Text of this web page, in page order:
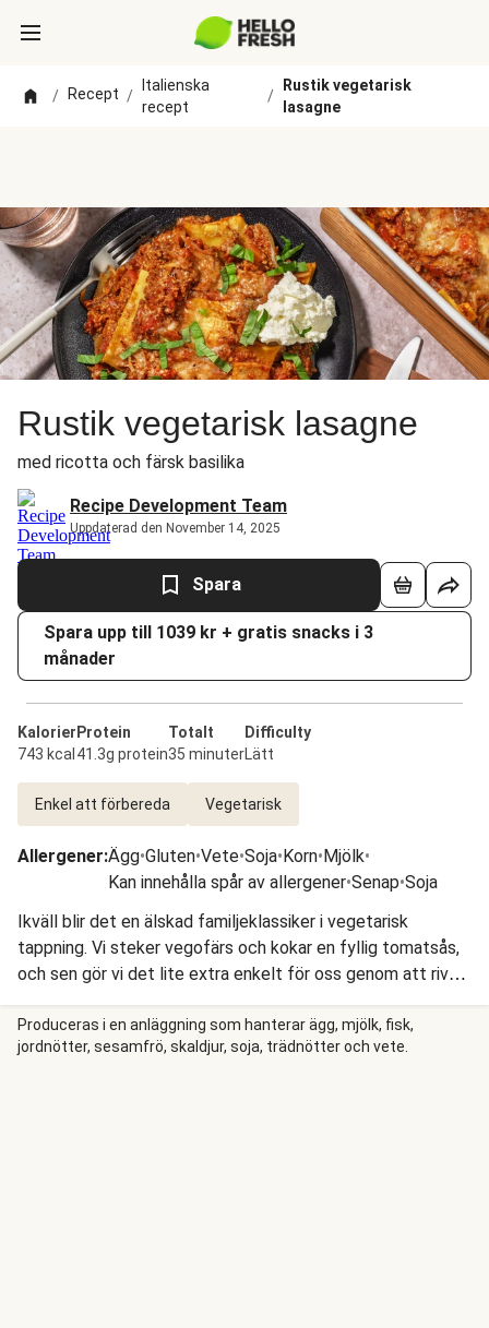
/ Recept /
Italienska
recept
/
Rustik vegetarisk
lasagne
Rustik vegetarisk lasagne
med ricotta och färsk basilika
Recipe Development Team
Uppdaterad den November 14, 2025
Spara
Spara upp till 1039 kr + gratis snacks i 3
månader
Kalorier
743 kcal
Protein
41.3g protein
Totalt
35 minuter
Difficulty
Lätt
Enkel att förbereda Vegetarisk
Allergener:Ägg•Gluten•Vete•Soja•Korn•Mjölk•
Kan innehålla spår av allergener•Senap•Soja
Ikväll blir det en älskad familjeklassiker i vegetarisk
tappning. Vi steker vegofärs och kokar en fyllig tomatsås,
och sen gör vi det lite extra enkelt för oss genom att riva
ner färska lasagneplattor direkt i såsen. Sen är det bara att
hälla upp i en ugnsform och ostgratinera lasagnen i ugnen.
Till servering toppar vi med färsk basilika och ljuvlig ricotta.
Produceras i en anläggning som hanterar ägg, mjölk, fisk,
jordnötter, sesamfrö, skaldjur, soja, trädnötter och vete.